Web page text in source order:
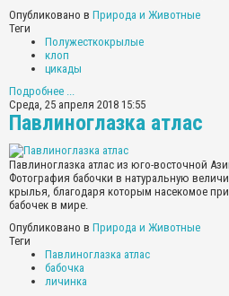
Опубликовано в Природа и Животные
Теги
Полужесткокрылые
клоп
цикады
Подробнее ...
Среда, 25 апреля 2018 15:55
Павлиноглазка атлас
Павлиноглазка атлас из юго-восточной
Фотография бабочки в натуральную
крылья, благодаря которым насекомое
бабочек в мире.
Опубликовано в Природа и Животные
Теги
Павлиноглазка атлас
бабочка
личинка